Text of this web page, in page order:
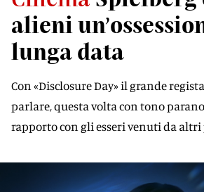
alieni
lunga data
Con «Disclosure Day» il grande
parlare, questa volta con tono
rapporto con gli esseri venuti da